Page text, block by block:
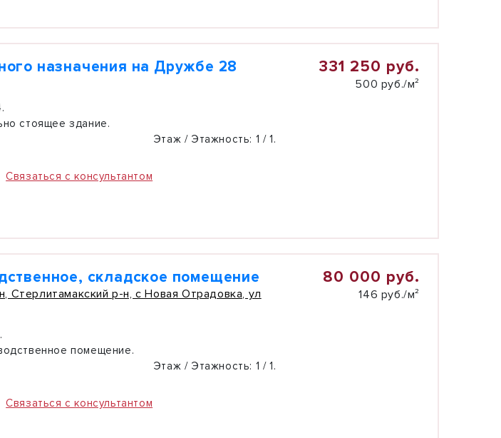
назначения на Дружбе 28 331 250 руб.
500 руб./м²
стоящее здание.
Этаж / Этажность: 1 / 1.
Связаться с консультантом
складское помещение
Стерлитамакский р-н, с Новая Отрадовка, ул
80 000 руб.
146 руб./м²
помещение.
Этаж / Этажность: 1 / 1.
Связаться с консультантом